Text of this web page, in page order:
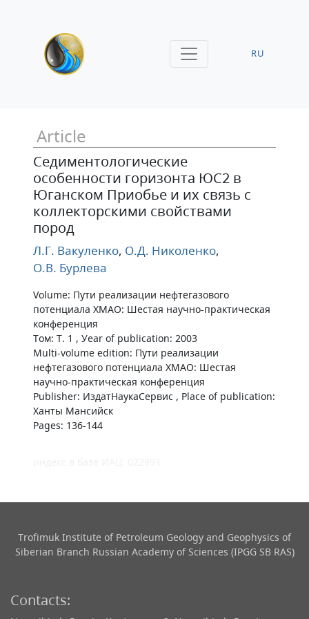
RU
Article
Седиментологические
особенности горизонта ЮС2 в
Юганском Приобье и их связь с
коллекторскими свойствами
пород
Л.Г. Вакуленко, О.Д. Николенко,
О.В. Бурлева
Volume: Пути реализации нефтегазового
потенциала ХМАО: Шестая научно-практическая
конференция
Том: Т. 1 , Уear of publication: 2003
Multi-volume edition: Пути реализации
нефтегазового потенциала ХМАО: Шестая
научно-практическая конференция
Publisher: ИздатНаукаСервис , Place of publication:
Ханты Мансийск
Pages: 136-144
Trofimuk Institute of Petroleum Geology and Geophysics​ of
Siberian Branch Russian Academy of Sciences (IPGG SB RAS)
Contacts: